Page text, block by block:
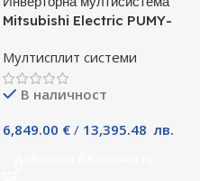
Mitsubishi Electric PUMY-
Мултисплит системи
В наличност
6,849.00 € / 13,395.48 лв.